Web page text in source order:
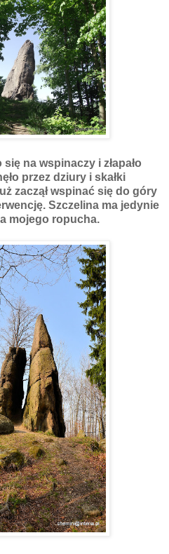
na wspinaczy i złapało
przez dziury i skałki
zaczął wspinać się do góry
Szczelina ma jedynie
mojego ropucha.